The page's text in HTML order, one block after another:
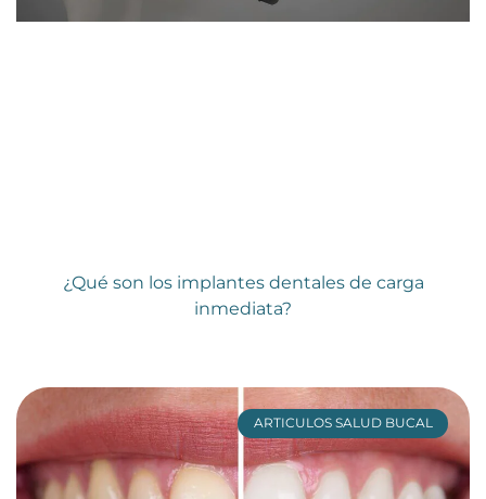
¿Qué son los implantes dentales de carga
inmediata?
ARTICULOS SALUD BUCAL